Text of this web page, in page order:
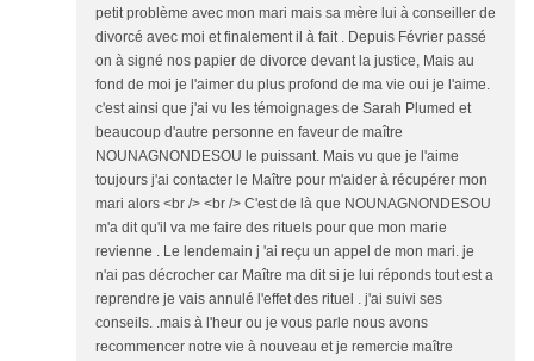
petit problème avec mon mari mais sa mère lui à conseiller de
divorcé avec moi et finalement il à fait . Depuis Février passé
on à signé nos papier de divorce devant la justice, Mais au
fond de moi je l'aimer du plus profond de ma vie oui je l'aime.
c'est ainsi que j'ai vu les témoignages de Sarah Plumed et
beaucoup d'autre personne en faveur de maître
NOUNAGNONDESOU le puissant. Mais vu que je l'aime
toujours j'ai contacter le Maître pour m'aider à récupérer mon
mari alors <br /> <br /> C'est de là que NOUNAGNONDESOU
m'a dit qu'il va me faire des rituels pour que mon marie
revienne . Le lendemain j 'ai reçu un appel de mon mari. je
n'ai pas décrocher car Maître ma dit si je lui réponds tout est a
reprendre je vais annulé l'effet des rituel . j'ai suivi ses
conseils. .mais à l'heur ou je vous parle nous avons
recommencer notre vie à nouveau et je remercie maître